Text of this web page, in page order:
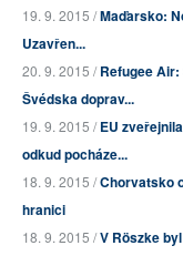
19. 9. 2015 /Maďarsko:
Uzavřen...
20. 9. 2015 /Refugee
Švédska doprav...
19. 9. 2015 /EU
odkud pocháze...
18. 9. 2015 /Chorvatsko
hranici
18. 9. 2015 /V Röszke